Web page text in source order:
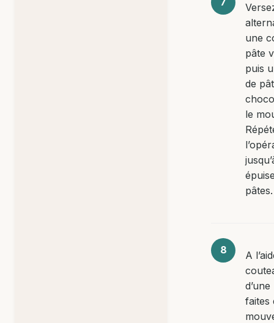
une
pâte
puis
de
le
pâtes.
A
faites